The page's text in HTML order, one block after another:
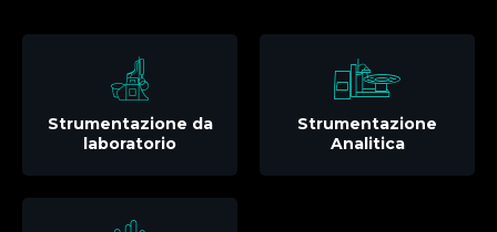
Strumentazione da
laboratorio
Strumentazione
Analitica